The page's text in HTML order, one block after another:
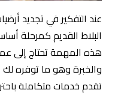
عند التفكير في تجديد
البلاط القديم كمرحلة
هذه المهمة تحتاج إلى
والخبرة وهو ما توفره
تقدم خدمات متكاملة